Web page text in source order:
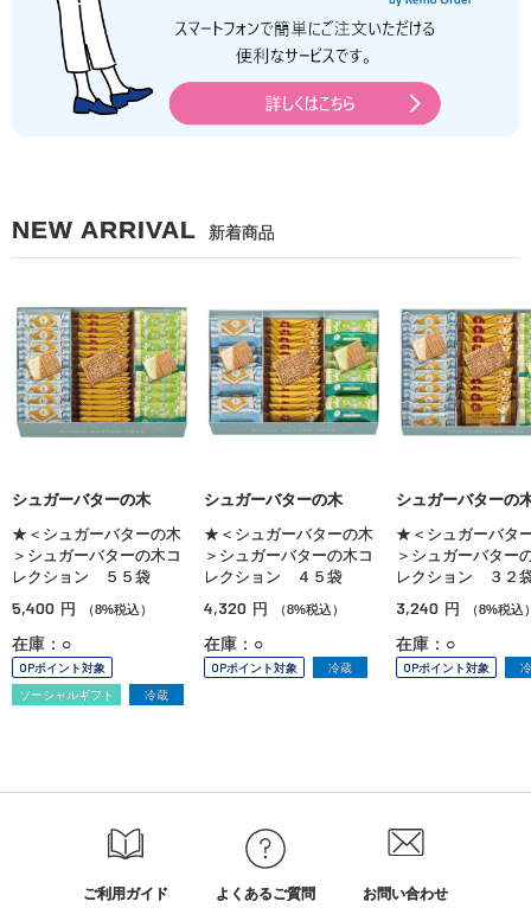
NEW ARRIVAL 新着商品
シュガーバターの木
★＜シュガーバターの木
＞シュガーバターの木コ
レクション ５５袋
5,400 円 （8%税込）
在庫：○
OPポイント対象
ソーシャルギフト
冷蔵
シュガーバターの木
★＜シュガーバターの木
＞シュガーバターの木コ
レクション ４５袋
4,320 円 （8%税込）
在庫：○
OPポイント対象 冷蔵
シュガーバターの
★＜シュガーバタ
＞シュガーバター
レクション ３２
3,240 円 （8%税込
在庫：○
OPポイント対象
ご利用ガイド よくあるご質問 お問い合わせ